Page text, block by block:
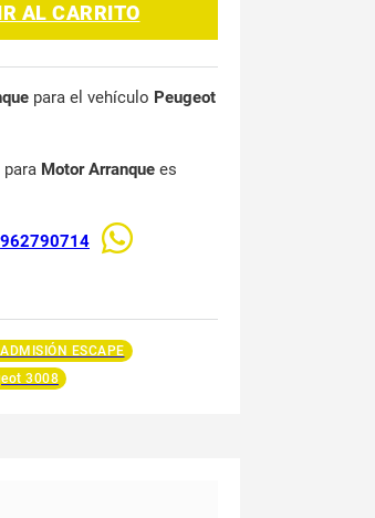
AL CARRITO
para el vehículo Peugeot
Motor Arranque es
962790714
ESCAPE
3008